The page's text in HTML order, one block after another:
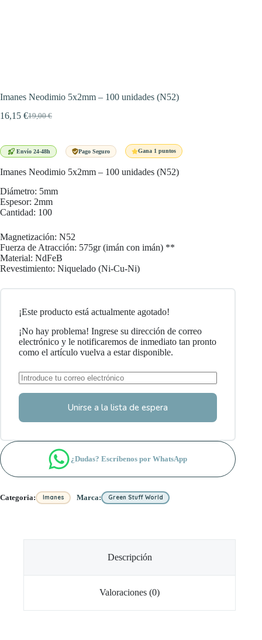
Imanes Neodimio 5x2mm – 100 unidades (N52)
19,00€
El
era:
16,15 €El
es:
Envío 24-48h Pago Seguro Gana 1 puntos
Imanes Neodimio 5x2mm – 100 unidades (N52)
Diámetro: 5mm
Espesor: 2mm
Cantidad: 100
Magnetización: N52
Fuerza de Atracción: 575gr (imán con imán) **
Material: NdFeB
Revestimiento: Niquelado (Ni-Cu-Ni)
¡Este producto está actualmente agotado!
¡No hay problema! Ingrese su dirección de correo
electrónico y le notificaremos de inmediato tan pronto
como el artículo vuelva a estar disponible.
Unirse a la lista de espera
¿Dudas? Escríbenos por WhatsApp
Categoria: Imanes Marca: Green Stuff World
Descripción
Valoraciones (0)